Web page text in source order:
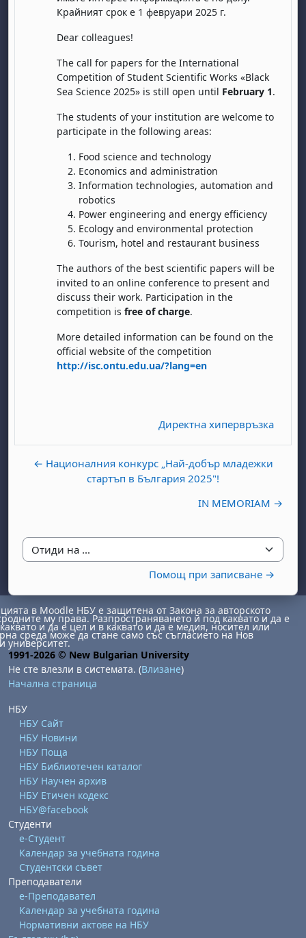
Крайният срок е 1 февруари 2025 г.
Dear colleagues!
The call for papers for the International
Competition of Student Scientific Works «Black
Sea Science 2025» is still open until February 1.
The students of your institution are welcome to
participate in the following areas:
Food science and technology
Economics and administration
Information technologies, automation and
robotics
Power engineering and energy efficiency
Ecology and environmental protection
Tourism, hotel and restaurant business
The authors of the best scientific papers will be
invited to an online conference to present and
discuss their work. Participation in the
competition is free of charge.
More detailed information can be found on the
official website of the competition
http://isc.ontu.edu.ua/?lang=en
Директна хипервръзка
← Националния конкурс „Най-добър младежки
стартъп в България 2025"!
IN MEMORIAM →
Отиди на ...
Помощ при записване →
1 август
неделя, 2 август
8 август
неделя, 9 август
15 август
неделя, 16 август
неделя, 23 август
29 август
неделя, 30 август
в Moodle НБУ е защитена от Закона за авторското
му права. Разпространяването й под каквато и да е
и да е цел и в каквато и да е медия, носител или
среда може да стане само със съгласието на Нов
университет.
1991-2026 © New Bulgarian University
Не сте влезли в системата. (Влизане)
Начална страница
НБУ
НБУ Сайт
НБУ Новини
НБУ Поща
НБУ Библиотечен каталог
НБУ Научен архив
НБУ Етичен кодекс
НБУ@facebook
Студенти
е-Студент
Календар за учебната година
Студентски съвет
Преподаватели
е-Преподавател
Календар за учебната година
Нормативни актове на НБУ